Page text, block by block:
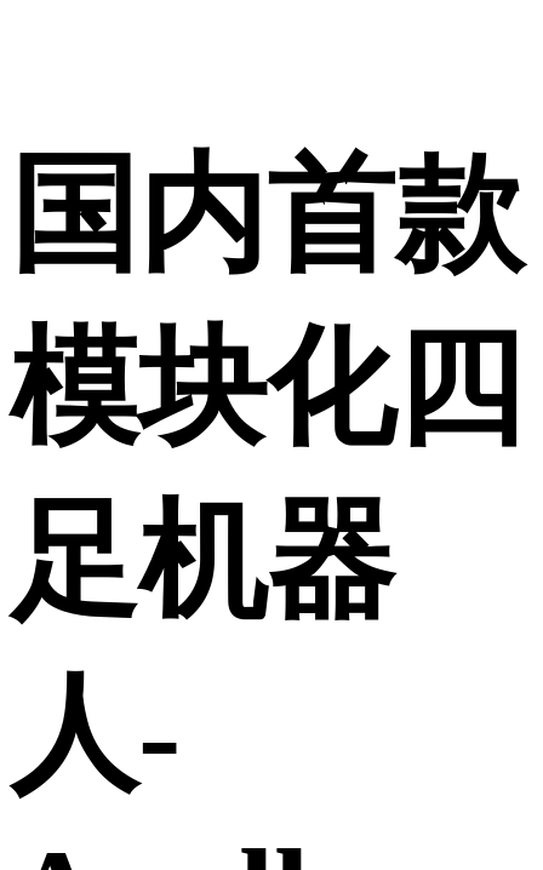
国内首款
模块化四
足机器
人-